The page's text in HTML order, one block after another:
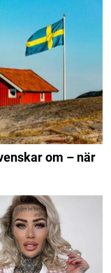
om – när